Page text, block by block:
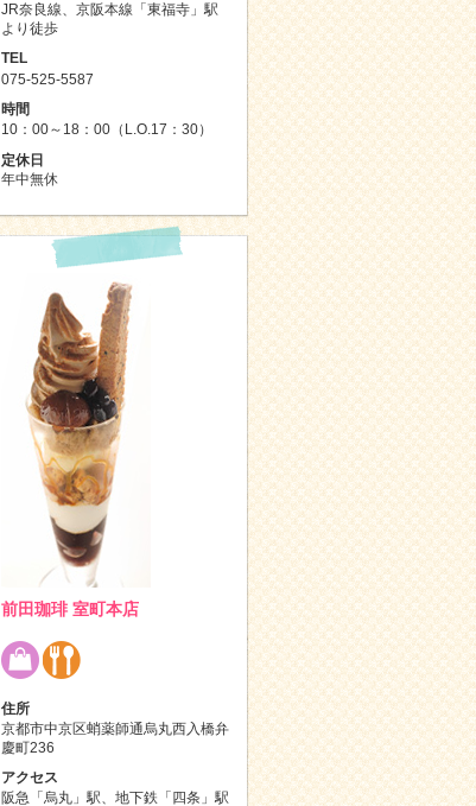
JR奈良線、京阪本線「東福寺」駅
より徒歩
TEL
075-525-5587
時間
10：00～18：00（L.O.17：30）
定休日
年中無休
前田珈琲 室町本店
住所
京都市中京区蛸薬師通烏丸西入橋弁
慶町236
アクセス
阪急「烏丸」駅、地下鉄「四条」駅